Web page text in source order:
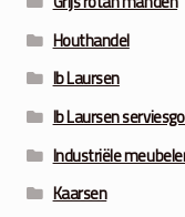
Houthandel
Ib Laursen
Ib Laursen
Industriële
Kaarsen